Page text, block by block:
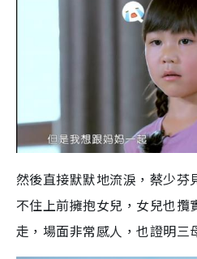
然後直接默默地流淚，蔡少芬
不住上前擁抱女兒，女兒也攬
走，場面非常感人，也證明三